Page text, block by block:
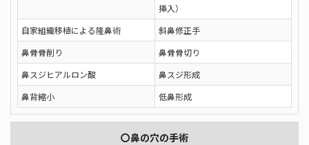
挿入）
自家組織移植による隆鼻術
斜鼻修正手
鼻骨骨削り
鼻骨骨切り
鼻スジヒアルロン酸
鼻スジ形成
鼻背縮小
低鼻形成
〇鼻の穴の手術